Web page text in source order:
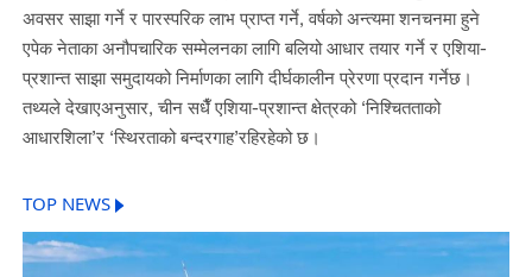
अवसर साझा गर्ने र पारस्परिक लाभ प्राप्त गर्ने, वर्षको अन्त्यमा शनचनमा हुने
एपेक नेताका अनौपचारिक सम्मेलनका लागि बलियो आधार तयार गर्ने र एशिया-
प्रशान्त साझा समुदायको निर्माणका लागि दीर्घकालीन प्रेरणा प्रदान गर्नेछ।
तथ्यले देखाएअनुसार, चीन सधैँ एशिया-प्रशान्त क्षेत्रको ‘निश्चितताको
आधारशिला’र ‘स्थिरताको बन्दरगाह’रहिरहेको छ।
TOP NEWS